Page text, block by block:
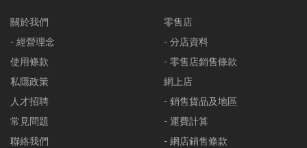
關於我們
- 經營理念
使用條款
私隱政策
人才招聘
常見問題
聯絡我們
零售店
- 分店資料
- 零售店銷售條款
網上店
- 銷售貨品及地區
- 運費計算
- 網店銷售條款